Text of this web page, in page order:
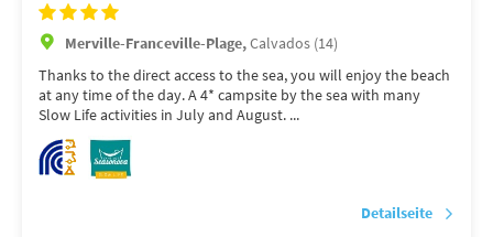
Merville-Franceville-Plage,Calvados (14)
Thanks to the direct access to the sea, you will enjoy the beach
at any time of the day. A 4* campsite by the sea with many
Slow Life activities in July and August. ...
Detailseite